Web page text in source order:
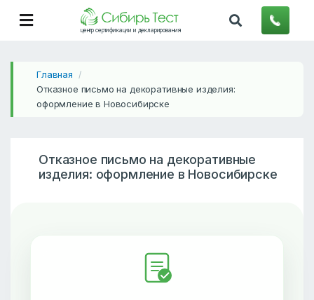
центр сертификации и декларирования
Главная /
Отказное письмо на декоративные изделия:
оформление в Новосибирске
Отказное письмо на декоративные
изделия: оформление в Новосибирске